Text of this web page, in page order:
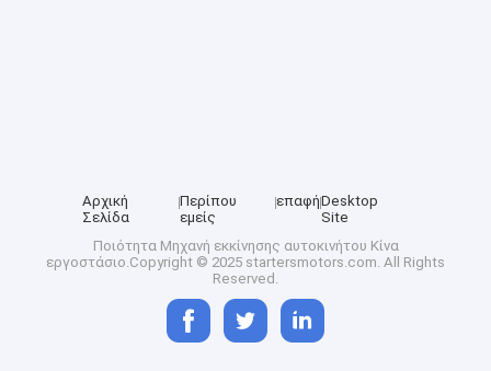
Αρχική
Σελίδα
Περίπου
εμείς
επαφήDesktop
Site
Ποιότητα Μηχανή εκκίνησης αυτοκινήτου Κίνα
εργοστάσιο.Copyright © 2025 startersmotors.com. All Rights
Reserved.